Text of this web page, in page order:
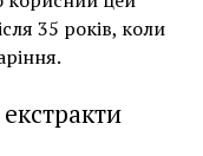
35 років, коли